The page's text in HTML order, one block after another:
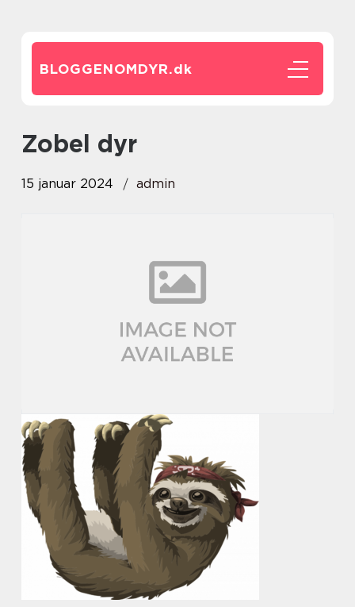
BLOGGENOMDYR.dk
zobel dyr
15 januar 2024 admin